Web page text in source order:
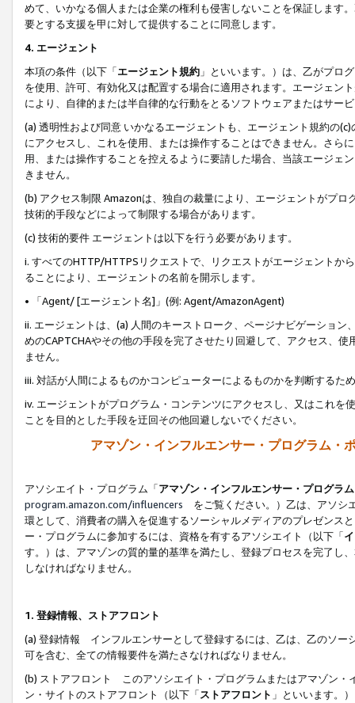
めて、いかなる個人または企業の権利も侵害しないことを保証します
要とする支援を甲に対して提供することに同意します。
4. エージェント
本項の条件（以下「エージェント規約 」といいます。）は、乙がプロ
を使用、許可、有効化又は配置する場合に適用されます。エージェン
により、自律的または半自律的な行動をとるソフトウェアまたはサー
(a) 透明性および同意 いかなるエージェントも、エージェント規約の
にアクセスし、これを使用、または操作することはできません。さら
用、または操作することを控えるように要請した場合、当該エージェ
きません。
(b) アクセス制限 Amazonは、独自の裁量により、エージェントがプ
技術的手段などによって制限する場合があります。
(c) 技術的要件 エージェントは以下を行う必要があります。
i. すべてのHTTP/HTTPSリクエストで、リクエストがエージェントか
ることにより、エージェントの名前を開示します。
• 「Agent/ [エージェント名]」(例: Agent/AmazonAgent)
ii. エージェントは、(a) 人間のキーストローク、ページナビゲーショ
めのCAPTCHAやその他の手段を完了させたり回避して、アクセス、
ません。
iii. 対話が人間によるものかコンピューターによるものかを判断するた
iv. エージェントがプログラム・コンテンツにアクセスし、又はこれ
ことを目的とした手段を迂回その他回避しないでください。
アマゾン・インフルエンサー・プログラム・
アソシエイト・プログラム「アマゾン・インフルエンサー・プログラム
program.amazon.com/influencers をご覧ください。）乙は、アソシ
環として、消費者の購入を促進するソーシャルメディアのプレゼンス
ー・プログラムに参加するには、資格を有するアソシエイト（以下「
す。）は、アマゾンの質的量的基準を満たし、登録プロセスを完了し、
しなければなりません。
1. 登録情報、ストアフロント
(a) 登録情報 インフルエンサーとして登録するには、乙は、乙のソー
可を含む、全ての情報要件を満たさなければなりません。
(b) ストアフロント このアソシエイト・プログラムまたはアマゾン・
ン・サイトのストアフロント（以下「ストアフロント 」といいます。